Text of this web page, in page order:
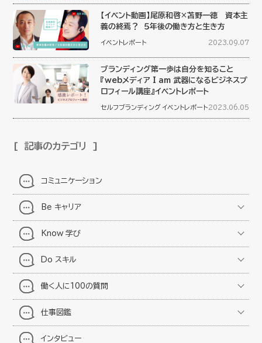
【イベント動画】尾原和啓×苫野一徳 資本主
義の終焉？ ５年後の働き方と生き方
イベントレポート 2023.09.07
ブランディング第一歩は自分を知ること
『webメディア I am 武器になるビジネスプ
ロフィール講座』イベントレポート
セルフブランディング イベントレポート 2023.06.05
記事のカテゴリ
コミュニケーション
Be キャリア
Know 学び
Do スキル
働く人に100の質問
仕事図鑑
インタビュー